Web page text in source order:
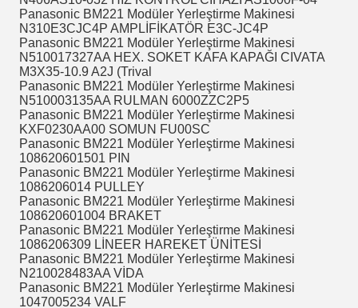
Panasonic BM221 Modüler Yerleştirme Makinesi
N310E3CJC4P AMPLİFİKATÖR E3C-JC4P
Panasonic BM221 Modüler Yerleştirme Makinesi
N510017327AA HEX. SOKET KAFA KAPAĞI CIVATA
M3X35-10.9 A2J (Trival
Panasonic BM221 Modüler Yerleştirme Makinesi
N510003135AA RULMAN 6000ZZC2P5
Panasonic BM221 Modüler Yerleştirme Makinesi
KXF0230AA00 SOMUN FU00SC
Panasonic BM221 Modüler Yerleştirme Makinesi
108620601501 PIN
Panasonic BM221 Modüler Yerleştirme Makinesi
1086206014 PULLEY
Panasonic BM221 Modüler Yerleştirme Makinesi
108620601004 BRAKET
Panasonic BM221 Modüler Yerleştirme Makinesi
1086206309 LİNEER HAREKET ÜNİTESİ
Panasonic BM221 Modüler Yerleştirme Makinesi
N210028483AA VİDA
Panasonic BM221 Modüler Yerleştirme Makinesi
1047005234 VALF